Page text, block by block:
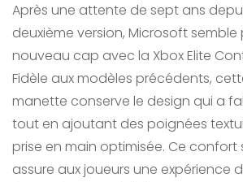
Après une attente de sept ans
deuxième version, Microsoft
nouveau cap avec la Xbox Elite
Fidèle aux modèles précédents,
manette conserve le design qui a
tout en ajoutant des poignées
prise en main optimisée. Ce
assure aux joueurs une expérience